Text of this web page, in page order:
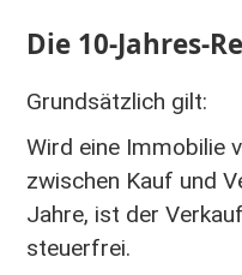
Die 10-Jahres-
Grundsätzlich gilt:
Wird eine Immobilie
zwischen Kauf und
Jahre, ist der
steuerfrei.